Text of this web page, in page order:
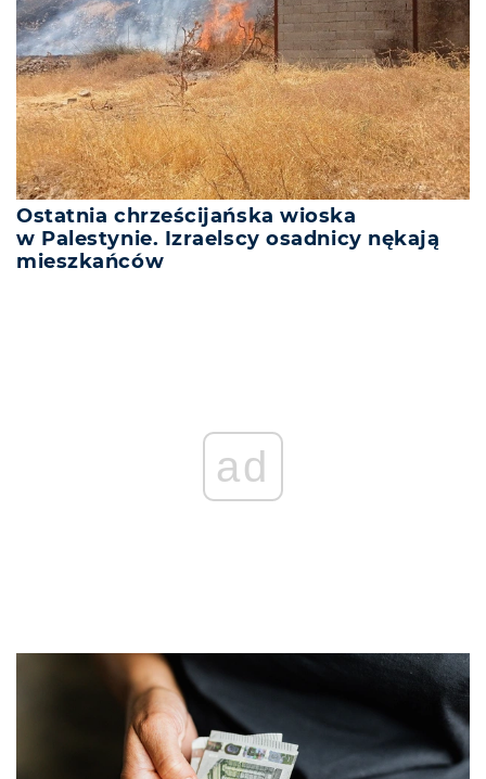
Ostatnia chrześcijańska wioska
w Palestynie. Izraelscy osadnicy nękają
mieszkańców
ad